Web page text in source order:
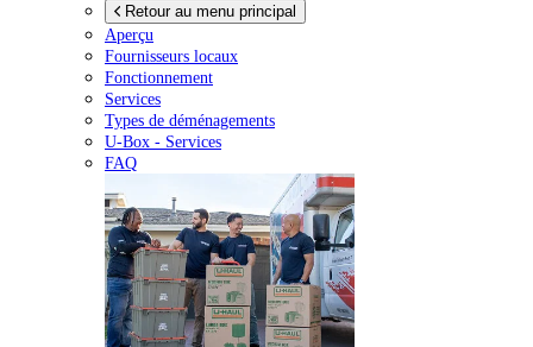
Retour au menu principal
Aperçu
Fournisseurs locaux
Fonctionnement
Services
Types de déménagements
U-Box - Services
FAQ